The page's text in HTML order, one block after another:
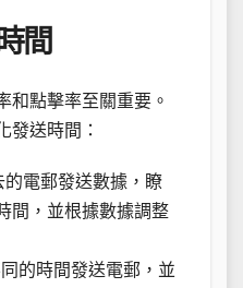
間
和點擊率至關重要。
發送時間：
的電郵發送數據，瞭
間，並根據數據調整
的時間發送電郵，並